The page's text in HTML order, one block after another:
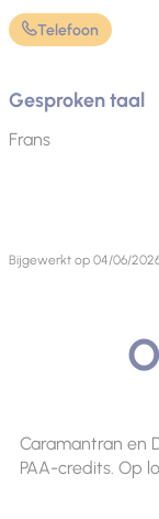
Telefoon
Gesproken taal
Frans
Bijgewerkt op 04/06/
Caramantran en
PAA-credits. Op